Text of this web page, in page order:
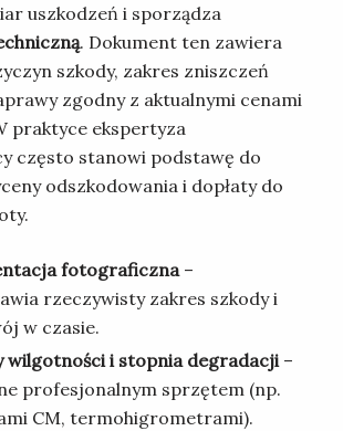
uszkodzeń i sporządza
. Dokument ten zawiera
szkody, zakres zniszczeń
zgodny z aktualnymi cenami
praktyce ekspertyza
często stanowi podstawę do
odszkodowania i dopłaty do
fotograficzna–
rzeczywisty zakres szkody i
w czasie.
wilgotności i stopnia degradacji–
profesjonalnym sprzętem (np.
CM, termohigrometrami).